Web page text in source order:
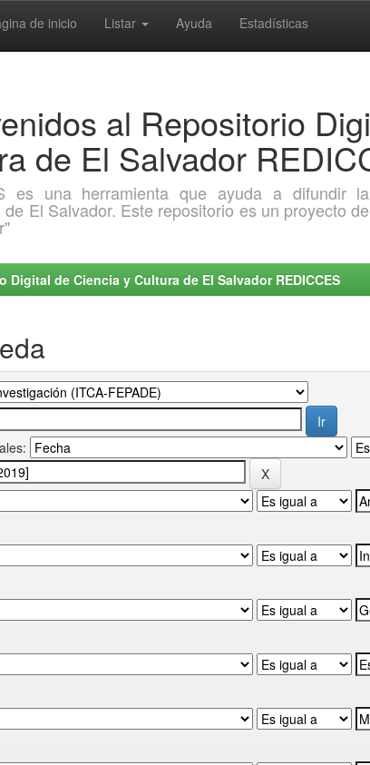
de inicio Listar Ayuda Estadísticas
al Repositorio
de El Salvador
es una herramienta que ayuda a difundir
de El Salvador. Este repositorio es un proyecto
Digital de Ciencia y Cultura de El Salvador REDICCES